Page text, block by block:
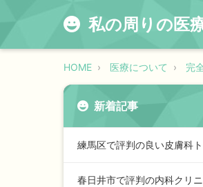
私の周りの医
HOME 医療について 完
新着記事